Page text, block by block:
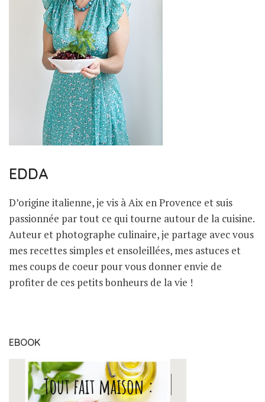
EDDA
D’origine italienne, je vis à Aix en Provence et suis
passionnée par tout ce qui tourne autour de la cuisine.
Auteur et photographe culinaire, je partage avec vous
mes recettes simples et ensoleillées, mes astuces et
mes coups de coeur pour vous donner envie de
profiter de ces petits bonheurs de la vie !
EBOOK